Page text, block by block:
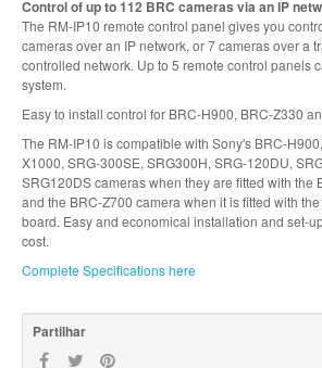
Control of up to 112 BRC cameras via an IP
The RM-IP10 remote control panel gives you
cameras over an IP network, or 7 cameras over a
controlled network. Up to 5 remote control panels
system.
Easy to install control for BRC-H900, BRC-Z330
The RM-IP10 is compatible with Sony's BRC-
X1000, SRG-300SE, SRG300H, SRG-120DU,
SRG120DS cameras when they are fitted with the
and the BRC-Z700 camera when it is fitted with
board. Easy and economical installation and set-
cost.
Complete Specifications here
Partilhar